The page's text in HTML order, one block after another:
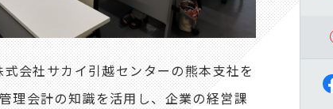
会社サカイ引越センターの熊本支社を
理会計の知識を活用し、企業の経営課